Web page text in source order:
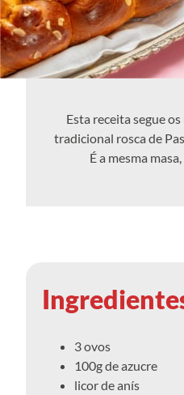
Esta receita segue
tradicional rosca de
É a mesma
3 ovos
100g de azucre
licor de anís